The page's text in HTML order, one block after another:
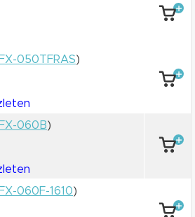
050TFRAS)
060B)
060F-1610)